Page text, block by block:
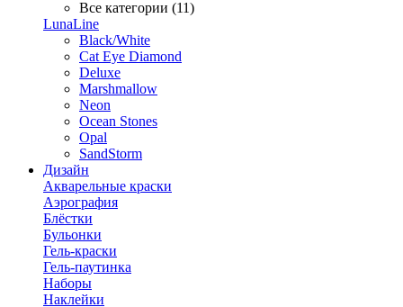
Все категории (11)
LunaLine
Black/White
Cat Eye Diamond
Deluxe
Marshmallow
Neon
Ocean Stones
Opal
SandStorm
Дизайн
Акварельные краски
Аэрография
Блёстки
Бульонки
Гель-краски
Гель-паутинка
Наборы
Наклейки